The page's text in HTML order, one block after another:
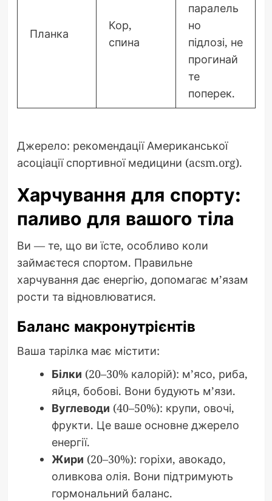
Планка
Кор,
спина
паралель
но
підлозі, не
прогинай
те
поперек.
Джерело: рекомендації Американської
асоціації спортивної медицини (acsm.org).
Харчування для спорту:
паливо для вашого тіла
Ви — те, що ви їсте, особливо коли
займаєтеся спортом. Правильне
харчування дає енергію, допомагає м’язам
рости та відновлюватися.
Баланс макронутрієнтів
Ваша тарілка має містити:
Білки (20–30% калорій): м’ясо, риба,
яйця, бобові. Вони будують м’язи.
Вуглеводи (40–50%): крупи, овочі,
фрукти. Це ваше основне джерело
енергії.
Жири (20–30%): горіхи, авокадо,
оливкова олія. Вони підтримують
гормональний баланс.